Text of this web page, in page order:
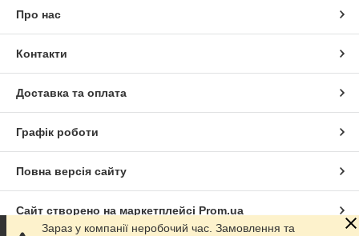
Про нас
Контакти
Доставка та оплата
Графік роботи
Повна версія сайту
Сайт створено на маркетплейсі Prom.ua
Зараз у компанії неробочий час. Замовлення та